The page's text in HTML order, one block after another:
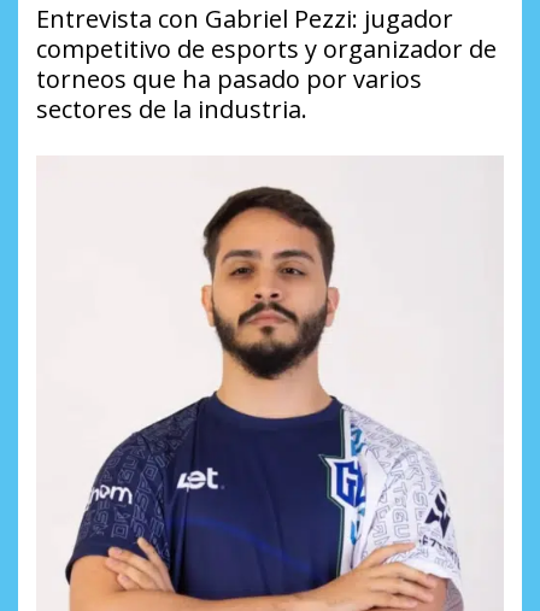
Entrevista con Gabriel Pezzi: jugador
competitivo de esports y organizador de
torneos que ha pasado por varios
sectores de la industria.